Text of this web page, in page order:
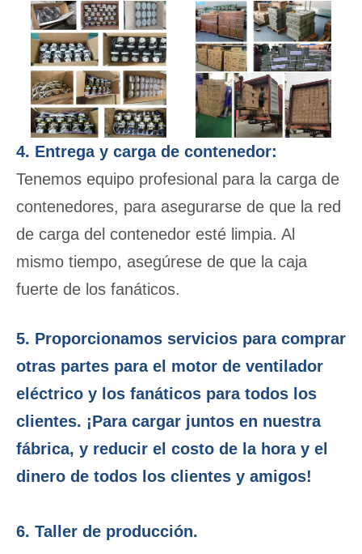
4. Entrega y carga de contenedor:
Tenemos equipo profesional para la carga de
contenedores, para asegurarse de que la red
de carga del contenedor esté limpia. Al
mismo tiempo, asegúrese de que la caja
fuerte de los fanáticos.
5. Proporcionamos servicios para comprar
otras partes para el motor de ventilador
eléctrico y los fanáticos para todos los
clientes. ¡Para cargar juntos en nuestra
fábrica, y reducir el costo de la hora y el
dinero de todos los clientes y amigos!
6. Taller de producción.